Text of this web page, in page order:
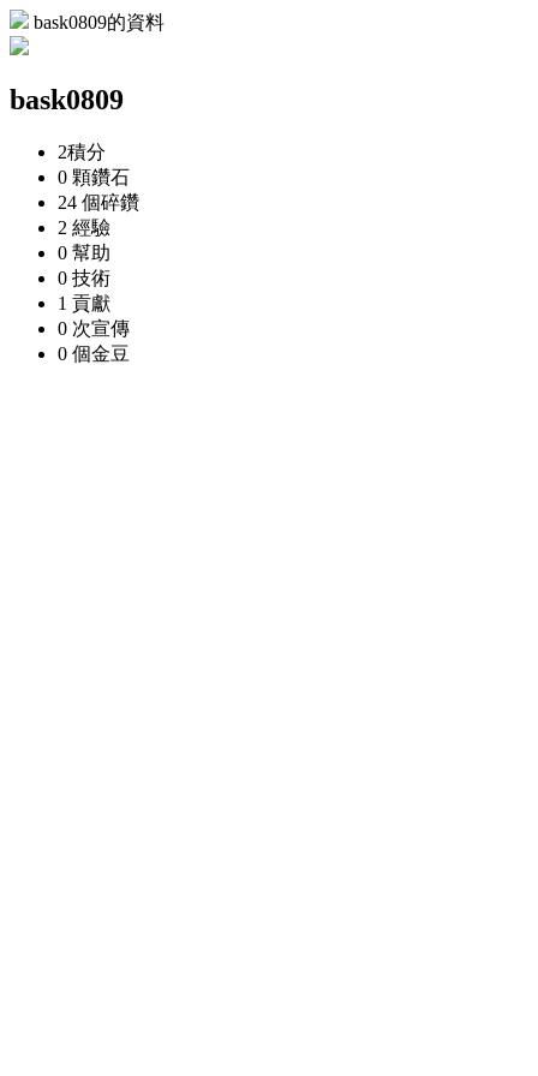
bask0809的資料
bask0809
2積分
0 顆鑽石
24 個碎鑽
2 經驗
0 幫助
0 技術
1 貢獻
0 次宣傳
0 個金豆